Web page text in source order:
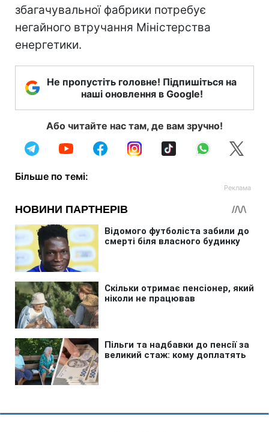
збагачувальної фабрики потребує
негайного втручання Міністерства
енергетики.
Не пропустіть головне! Підпишіться на
наші оновлення в Google!
Або читайте нас там, де вам зручно!
Більше по темі: